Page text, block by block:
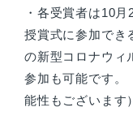
・各受賞者は10
授賞式に参加でき
の新型コロナウィ
参加も可能です。
能性もございます）